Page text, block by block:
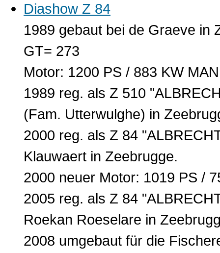
Diashow Z 84
1989 gebaut bei de Graeve in
GT= 273
Motor: 1200 PS / 883 KW
1989 reg. als Z 510
(Fam. Utterwulghe) in
2000 reg. als Z 84
Klauwaert in Zeebrugge.
2000 neuer Motor: 1019 PS /
2005 reg. als Z 84
Roekan Roeselare in
2008 umgebaut für die